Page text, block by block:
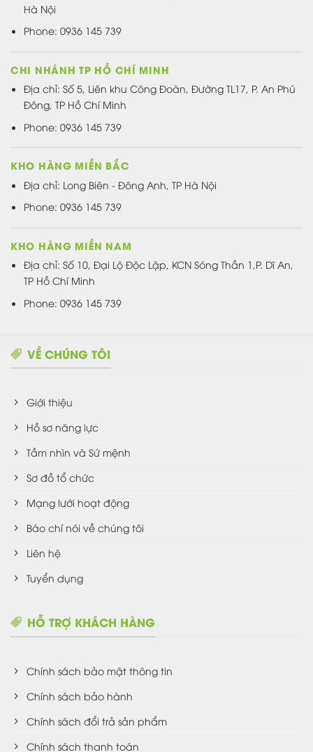
Hà Nội
Phone: 0936 145 739
CHI NHÁNH TP HỒ CHÍ MINH
Địa chỉ: Số 5, Liên khu Công Đoàn, Đường TL17, P. An Phú
Đông, TP Hồ Chí Minh
Phone: 0936 145 739
KHO HÀNG MIỀN BẮC
Địa chỉ: Long Biên - Đông Anh, TP Hà Nội
Phone: 0936 145 739
KHO HÀNG MIỀN NAM
Địa chỉ: Số 10, Đại Lộ Độc Lập, KCN Sóng Thần 1,P. Dĩ An,
TP Hồ Chí Minh
Phone: 0936 145 739
VỀ CHÚNG TÔI
Giới thiệu
Hồ sơ năng lực
Tầm nhìn và Sứ mệnh
Sơ đồ tổ chức
Mạng lưới hoạt động
Báo chí nói về chúng tôi
Liên hệ
Tuyển dụng
HỖ TRỢ KHÁCH HÀNG
Chính sách bảo mật thông tin
Chính sách bảo hành
Chính sách đổi trả sản phẩm
Chính sách thanh toán